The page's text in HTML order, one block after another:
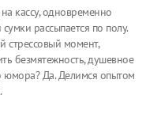
кассу, одновременно
рассыпается по полу.
стрессовый момент,
безмятежность, душевное
юмора? Да. Делимся опытом